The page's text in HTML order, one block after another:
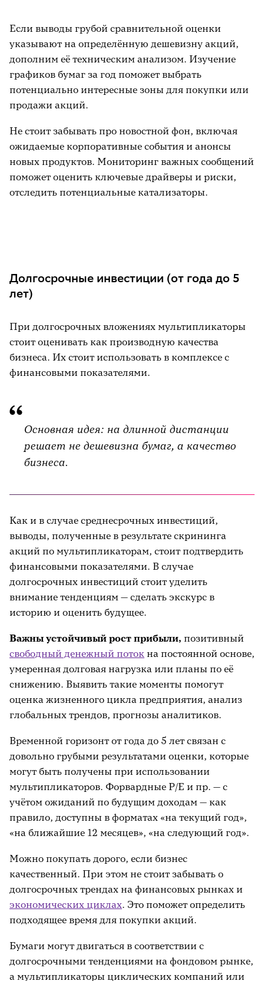
Если выводы грубой сравнительной оценки
указывают на определённую дешевизну акций,
дополним её техническим анализом. Изучение
графиков бумаг за год поможет выбрать
потенциально интересные зоны для покупки или
продажи акций.
Не стоит забывать про новостной фон, включая
ожидаемые корпоративные события и анонсы
новых продуктов. Мониторинг важных сообщений
поможет оценить ключевые драйверы и риски,
отследить потенциальные катализаторы.
Долгосрочные инвестиции (от года до 5
лет)
При долгосрочных вложениях мультипликаторы
стоит оценивать как производную качества
бизнеса. Их стоит использовать в комплексе с
финансовыми показателями.
Основная идея: на длинной дистанции
решает не дешевизна бумаг, а качество
бизнеса.
Как и в случае среднесрочных инвестиций,
выводы, полученные в результате скрининга
акций по мультипликаторам, стоит подтвердить
финансовыми показателями. В случае
долгосрочных инвестиций стоит уделить
внимание тенденциям — сделать экскурс в
историю и оценить будущее.
Важны устойчивый рост прибыли, позитивный
свободный денежный поток на постоянной основе,
умеренная долговая нагрузка или планы по её
снижению. Выявить такие моменты помогут
оценка жизненного цикла предприятия, анализ
глобальных трендов, прогнозы аналитиков.
Временной горизонт от года до 5 лет связан с
довольно грубыми результатами оценки, которые
могут быть получены при использовании
мультипликаторов. Форвардные P/E и пр. — с
учётом ожиданий по будущим доходам — как
правило, доступны в форматах «на текущий год»,
«на ближайшие 12 месяцев», «на следующий год».
Можно покупать дорого, если бизнес
качественный. При этом не стоит забывать о
долгосрочных трендах на финансовых рынках и
экономических циклах. Это поможет определить
подходящее время для покупки акций.
Бумаги могут двигаться в соответствии с
долгосрочными тенденциями на фондовом рынке,
а мультипликаторы циклических компаний или